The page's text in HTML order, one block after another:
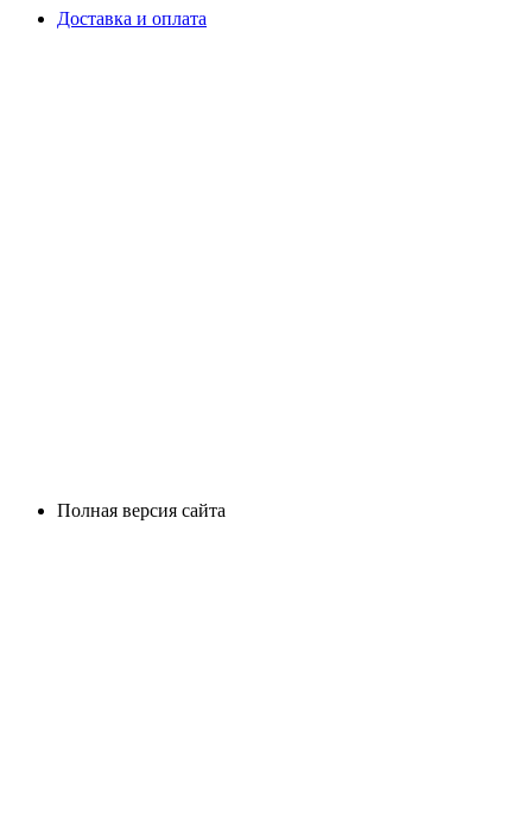
Доставка и оплата
Полная версия сайта